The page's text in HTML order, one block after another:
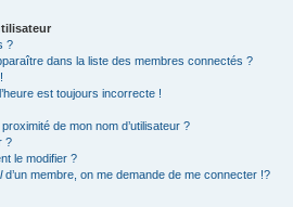
?
dans la liste des membres connectés ?
est toujours incorrecte !
de mon nom d’utilisateur ?
?
le modifier ?
d’un membre, on me demande de me connecter !?